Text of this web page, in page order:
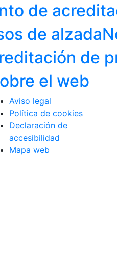
de
de alzada
de
el web
Aviso legal
Política de cookies
Declaración de
accesibilidad
Mapa web